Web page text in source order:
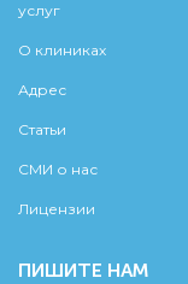
услуг
О клиниках
Адрес
Статьи
СМИ о нас
Лицензии
ПИШИТЕ НАМ